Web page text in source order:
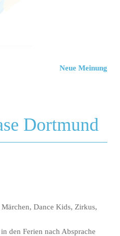
Neue Meinung
Dortmund
Dance Kids, Zirkus,
den Ferien nach Absprache